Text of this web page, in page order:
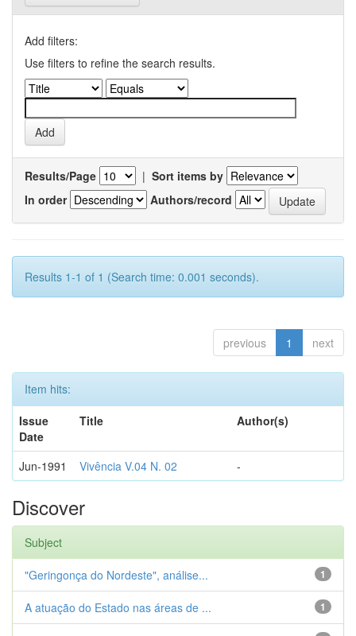
Add filters:
Use filters to refine the search results.
Results/Page | Sort items by
In order
Authors/record
Results 1-1 of 1 (Search time: 0.001 seconds).
previous 1 next
Item hits:
Issue
Date
Title Author(s)
Jun-1991 Vivência V.04 N. 02 -
Discover
Subject
1
"Geringonça do Nordeste", análise...
1
A atuação do Estado nas áreas de ...